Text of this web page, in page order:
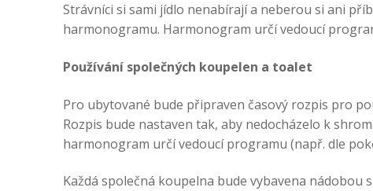
Strávníci si sami jídlo nenabírají a neberou si ani
harmonogramu. Harmonogram určí vedoucí
Používání společných koupelen a toalet
Pro ubytované bude připraven časový rozpis pro
Rozpis bude nastaven tak, aby nedocházelo k
harmonogram určí vedoucí programu (např. dle
Každá společná koupelna bude vybavena